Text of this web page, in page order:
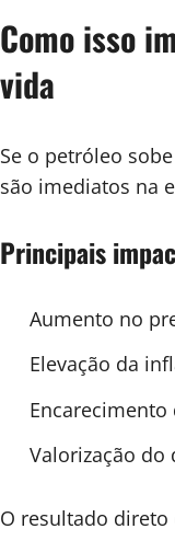
Como isso
vida
Se o petróleo
são imediatos na
Principais
Aumento no
Elevação da
Valorização do
O resultado